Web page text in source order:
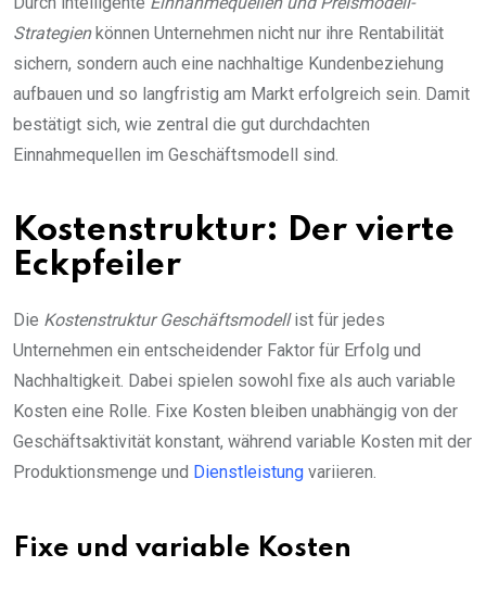
Strategienkönnen Unternehmen nicht nur ihre Rentabilität
sichern, sondern auch eine nachhaltige Kundenbeziehung
aufbauen und so langfristig am Markt erfolgreich sein. Damit
bestätigt sich, wie zentral die gut durchdachten
Einnahmequellen im Geschäftsmodell sind.
Kostenstruktur: Der vierte
Eckpfeiler
Die Kostenstruktur Geschäftsmodellist für jedes
Unternehmen ein entscheidender Faktor für Erfolg und
Nachhaltigkeit. Dabei spielen sowohl fixe als auch variable
Kosten eine Rolle. Fixe Kosten bleiben unabhängig von der
Geschäftsaktivität konstant, während variable Kosten mit der
Produktionsmenge und Dienstleistung variieren.
Fixe und variable Kosten